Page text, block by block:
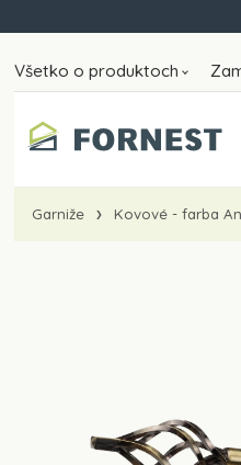
Všetko o produktoch
Garniže Kovové - farba